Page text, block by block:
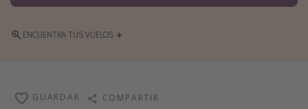
Ofertas para Vacaciones Activas
Viajes en familia
Escapadas románticas
ENCUENTRA TUS VUELOS ✈️
GUARDAR COMPARTIR